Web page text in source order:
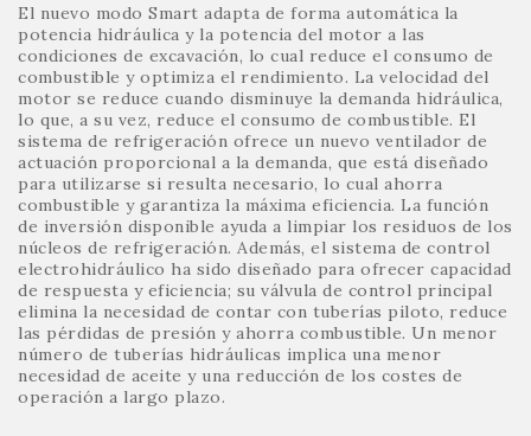
El nuevo modo Smart adapta de forma automática la
potencia hidráulica y la potencia del motor a las
condiciones de excavación, lo cual reduce el consumo de
combustible y optimiza el rendimiento. La velocidad del
motor se reduce cuando disminuye la demanda hidráulica,
lo que, a su vez, reduce el consumo de combustible. El
sistema de refrigeración ofrece un nuevo ventilador de
actuación proporcional a la demanda, que está diseñado
para utilizarse si resulta necesario, lo cual ahorra
combustible y garantiza la máxima eficiencia. La función
de inversión disponible ayuda a limpiar los residuos de los
núcleos de refrigeración. Además, el sistema de control
electrohidráulico ha sido diseñado para ofrecer capacidad
de respuesta y eficiencia; su válvula de control principal
elimina la necesidad de contar con tuberías piloto, reduce
las pérdidas de presión y ahorra combustible. Un menor
número de tuberías hidráulicas implica una menor
necesidad de aceite y una reducción de los costes de
operación a largo plazo.